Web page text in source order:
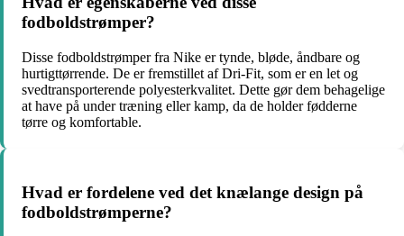
fodboldstrømper?
Disse fodboldstrømper fra Nike er tynde, bløde, åndbare og
hurtigttørrende. De er fremstillet af Dri-Fit, som er en let og
svedtransporterende polyesterkvalitet. Dette gør dem behagelige
at have på under træning eller kamp, da de holder fødderne
tørre og komfortable.
Hvad er fordelene ved det knælange design på
fodboldstrømperne?